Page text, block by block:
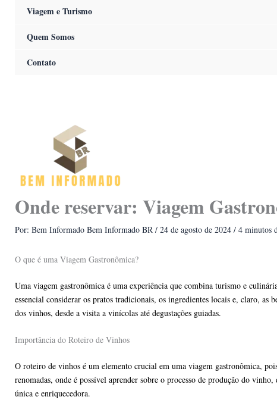
Viagem e Turismo
Quem Somos
Contato
Onde reservar: Viagem
Por: Bem Informado Bem Informado BR / 24 de agosto de 2024 / 4 minutos
O que é uma Viagem Gastronômica?
Uma viagem gastronômica é uma experiência que combina turismo e
essencial considerar os pratos tradicionais, os ingredientes locais e, claro,
dos vinhos, desde a visita a vinícolas até degustações guiadas.
Importância do Roteiro de Vinhos
O roteiro de vinhos é um elemento crucial em uma viagem gastronômica,
renomadas, onde é possível aprender sobre o processo de produção do
única e enriquecedora.